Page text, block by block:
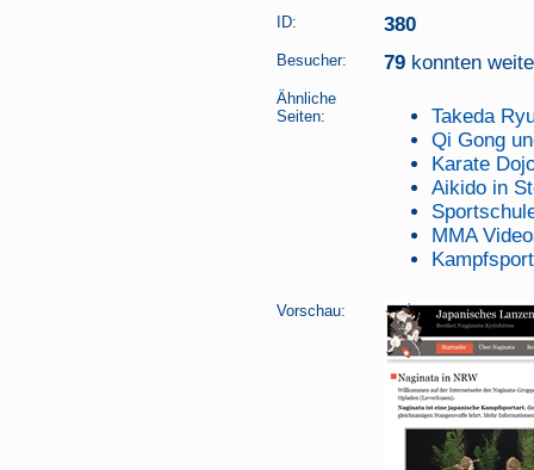
ID: 380
Besucher: 79 konnten
Ähnliche
Seiten:
Takeda
Qi Gong
Karate
Aikido in
MMA
Vorschau: